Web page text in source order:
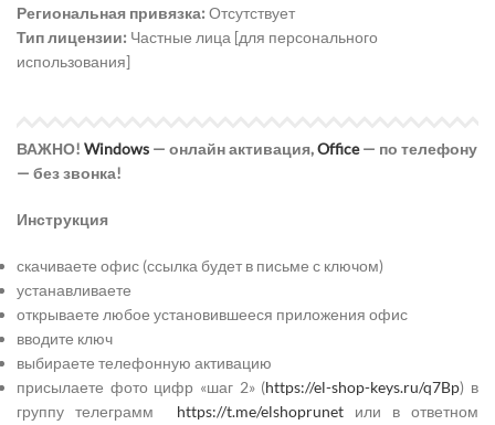
Региональная привязка: Отсутствует
Тип лицензии: Частные лица [для персонального
использования]
ВАЖНО! Windows — онлайн активация,Office— по телефону
— без звонка!
Инструкция
скачиваете офис (ссылка будет в письме с ключом)
устанавливаете
открываете любое установившееся приложения офис
вводите ключ
выбираете телефонную активацию
присылаете фото цифр «шаг 2» (https://el-shop-keys.ru/q7Bp) в
группу телеграмм https://t.me/elshoprunetили в ответном